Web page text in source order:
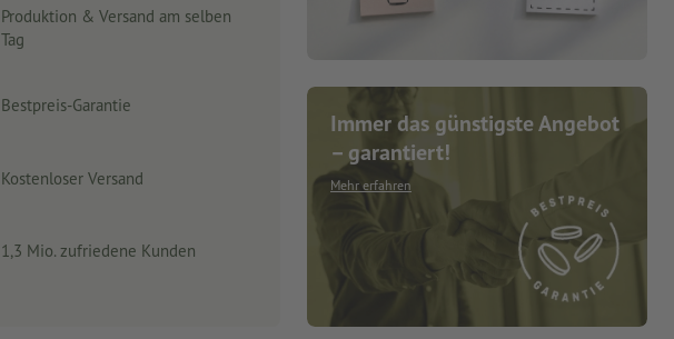
Produktion & Versand am selben
Tag
Bestpreis-Garantie
Kostenloser Versand
1,3 Mio. zufriedene Kunden
Immer das günstigste Angebot
– garantiert!
Mehr erfahren